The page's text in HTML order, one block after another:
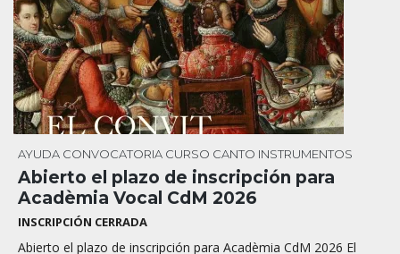
AYUDA CONVOCATORIA CURSO CANTO INSTRUMENTOS
Abierto el plazo de inscripción para
Acadèmia Vocal CdM 2026
INSCRIPCIÓN CERRADA
Abierto el plazo de inscripción para Acadèmia CdM 2026 El